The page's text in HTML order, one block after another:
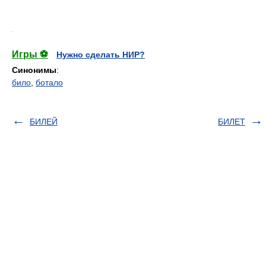
Игры ⚽
Нужно сделать НИР?
Синонимы:
било ботало
БИЛЕЙ БИЛЕТ